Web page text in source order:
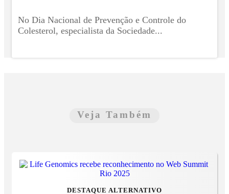
No Dia Nacional de Prevenção e Controle do
Colesterol, especialista da Sociedade...
Veja Também
DESTAQUE ALTERNATIVO